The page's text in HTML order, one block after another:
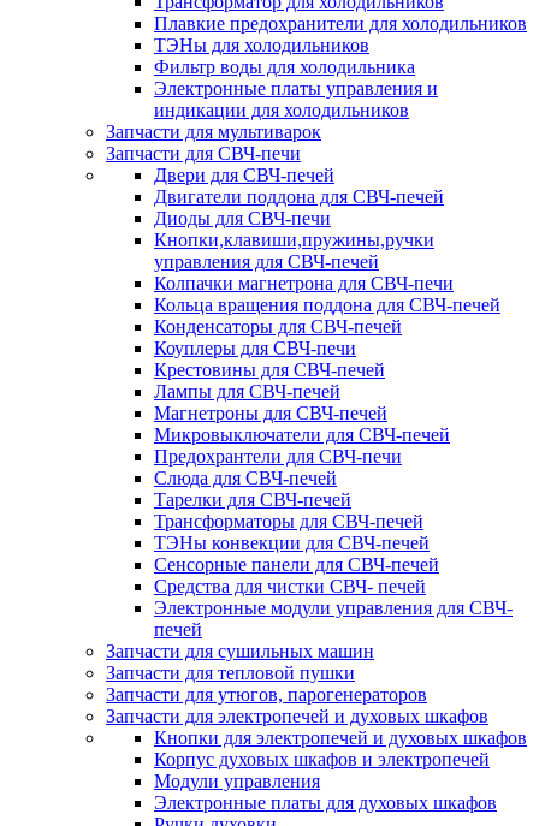
Плавкие предохранители для холодильников
ТЭНы для холодильников
Фильтр воды для холодильника
Электронные платы управления и
индикации для холодильников
Запчасти для мультиварок
Запчасти для СВЧ-печи
Двери для СВЧ-печей
Двигатели поддона для СВЧ-печей
Диоды для СВЧ-печи
Кнопки,клавиши,пружины,ручки
управления для СВЧ-печей
Колпачки магнетрона для СВЧ-печи
Кольца вращения поддона для СВЧ-печей
Конденсаторы для СВЧ-печей
Коуплеры для СВЧ-печи
Крестовины для СВЧ-печей
Лампы для СВЧ-печей
Магнетроны для СВЧ-печей
Микровыключатели для СВЧ-печей
Предохрантели для СВЧ-печи
Слюда для СВЧ-печей
Тарелки для СВЧ-печей
Трансформаторы для СВЧ-печей
ТЭНы конвекции для СВЧ-печей
Сенсорные панели для СВЧ-печей
Средства для чистки СВЧ- печей
Электронные модули управления для СВЧ-
печей
Запчасти для сушильных машин
Запчасти для тепловой пушки
Запчасти для утюгов, парогенераторов
Запчасти для электропечей и духовых шкафов
Кнопки для электропечей и духовых шкафов
Корпус духовых шкафов и электропечей
Модули управления
Электронные платы для духовых шкафов